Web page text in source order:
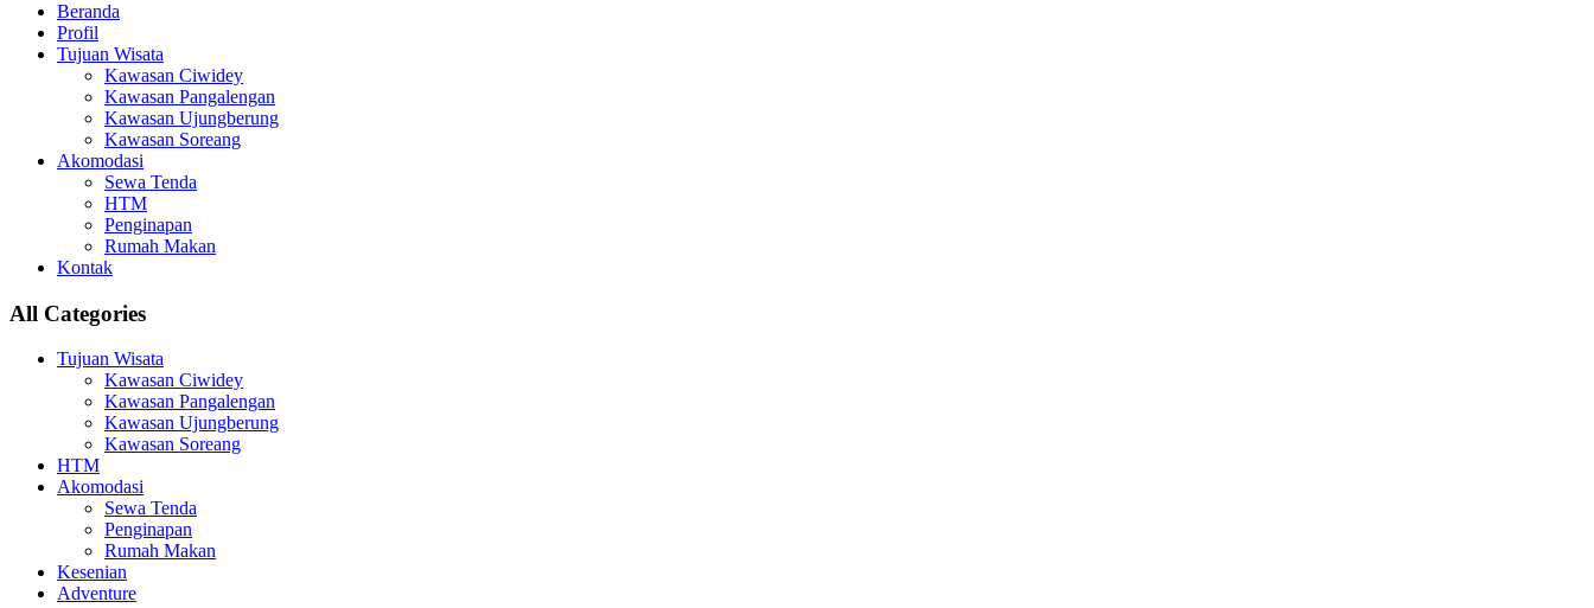
Beranda
Profil
Tujuan Wisata
Kawasan Ciwidey
Kawasan Pangalengan
Kawasan Ujungberung
Kawasan Soreang
Akomodasi
Sewa Tenda
HTM
Penginapan
Rumah Makan
Kontak
All Categories
Tujuan Wisata
Kawasan Ciwidey
Kawasan Pangalengan
Kawasan Ujungberung
Kawasan Soreang
HTM
Akomodasi
Sewa Tenda
Penginapan
Rumah Makan
Kesenian
Adventure